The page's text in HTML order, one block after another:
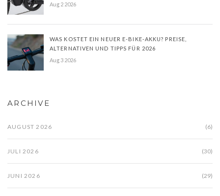
Aug 2 2026
WAS KOSTET EIN NEUER E-BIKE-AKKU? PREISE,
ALTERNATIVEN UND TIPPS FÜR 2026
Aug 3 2026
ARCHIVE
AUGUST 2026 (6)
JULI 2026 (30)
JUNI 2026 (29)